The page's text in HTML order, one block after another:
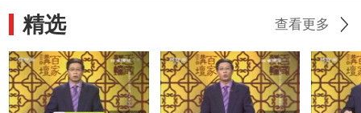
精选 查看更多